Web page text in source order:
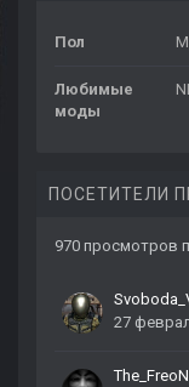
Пол
Любимые
моды
ПОСЕТИТЕЛИ
970 просмотров
27
The_FreoN